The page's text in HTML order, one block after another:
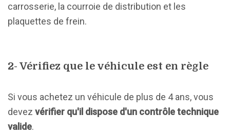
carrosserie, la courroie de distribution et les
plaquettes de frein.
2- Vérifiez que le véhicule est en règle
Si vous achetez un véhicule de plus de 4 ans, vous
devez vérifier qu'il dispose d'un contrôle technique
valide.